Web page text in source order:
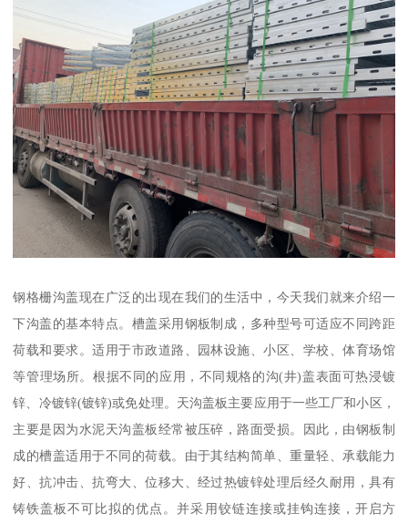
钢格栅沟盖现在广泛的出现在我们的生活中，今天我们就来介绍一
下沟盖的基本特点。槽盖采用钢板制成，多种型号可适应不同跨距
荷载和要求。适用于市政道路、园林设施、小区、学校、体育场馆
等管理场所。根据不同的应用，不同规格的沟(井)盖表面可热浸镀
锌、冷镀锌(镀锌)或免处理。天沟盖板主要应用于一些工厂和小区，
主要是因为水泥天沟盖板经常被压碎，路面受损。因此，由钢板制
成的槽盖适用于不同的荷载。由于其结构简单、重量轻、承载能力
好、抗冲击、抗弯大、位移大、经过热镀锌处理后经久耐用，具有
铸铁盖板不可比拟的优点。并采用铰链连接或挂钩连接，开启方